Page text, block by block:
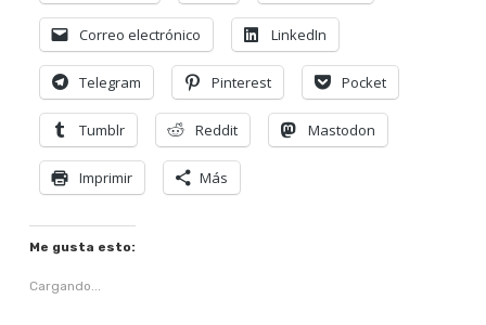
Correo electrónico LinkedIn
Telegram Pinterest Pocket
Tumblr Reddit Mastodon
Imprimir Más
Me gusta esto:
Cargando...